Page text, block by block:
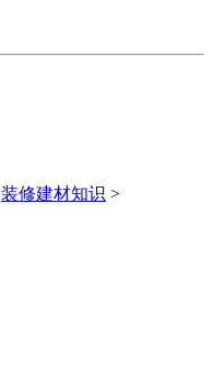
装修建材知识 >